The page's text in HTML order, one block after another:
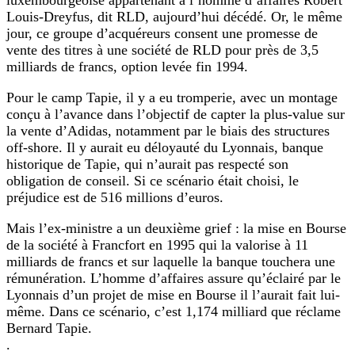
Louis-Dreyfus, dit RLD, aujourd’hui décédé. Or, le même
jour, ce groupe d’acquéreurs consent une promesse de
vente des titres à une société de RLD pour près de 3,5
milliards de francs, option levée fin 1994.
Pour le camp Tapie, il y a eu tromperie, avec un montage
conçu à l’avance dans l’objectif de capter la plus-value sur
la vente d’Adidas, notamment par le biais des structures
off-shore. Il y aurait eu déloyauté du Lyonnais, banque
historique de Tapie, qui n’aurait pas respecté son
obligation de conseil. Si ce scénario était choisi, le
préjudice est de 516 millions d’euros.
Mais l’ex-ministre a un deuxième grief : la mise en Bourse
de la société à Francfort en 1995 qui la valorise à 11
milliards de francs et sur laquelle la banque touchera une
rémunération. L’homme d’affaires assure qu’éclairé par le
Lyonnais d’un projet de mise en Bourse il l’aurait fait lui-
même. Dans ce scénario, c’est 1,174 milliard que réclame
Bernard Tapie.
.